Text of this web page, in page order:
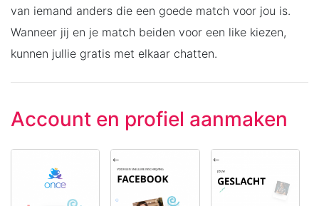
van iemand anders die een goede match voor jou is.
Wanneer jij en je match beiden voor een like kiezen,
kunnen jullie gratis met elkaar chatten.
Account en profiel aanmaken